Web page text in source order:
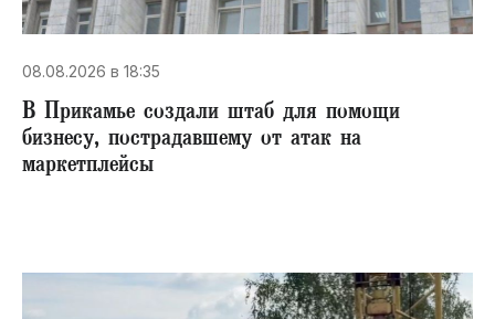
08.08.2026 в 18:35
В Прикамье создали штаб для помощи
бизнесу, пострадавшему от атак на
маркетплейсы